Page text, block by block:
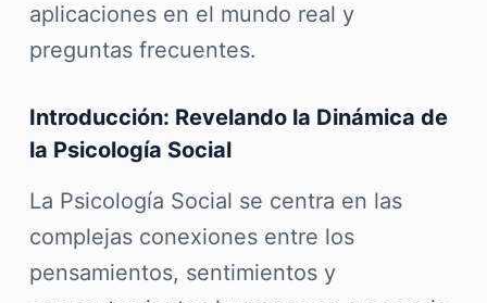
aplicaciones en el mundo real y
preguntas frecuentes.
Introducción: Revelando la Dinámica de
la Psicología Social
La Psicología Social se centra en las
complejas conexiones entre los
pensamientos, sentimientos y